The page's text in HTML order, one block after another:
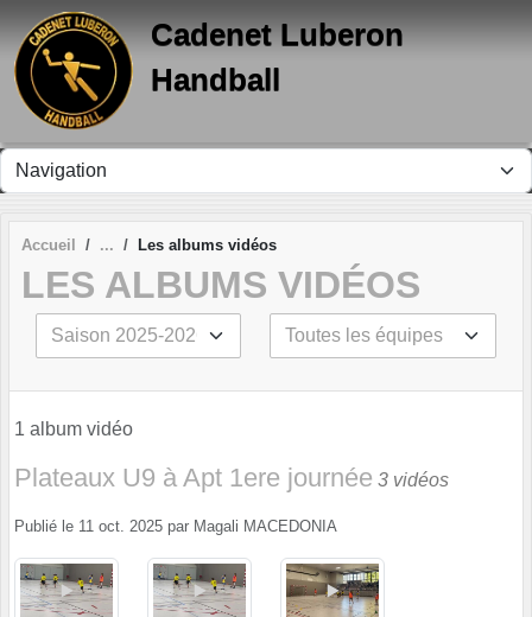
Cadenet Luberon
Handball
Accueil Les albums vidéos
LES ALBUMS VIDÉOS
1 album vidéo
Plateaux U9 à Apt 1ere journée 3 vidéos
Publié le 11 oct. 2025 par Magali MACEDONIA
Panneau de gestion des cookies